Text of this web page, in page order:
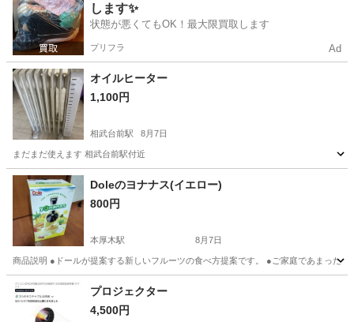
します✨
状態が悪くてもOK！最大限買取します
プリフラ Ad
オイルヒーター
1,100円
相武台前駅 8月7日
まだまだ使えます 相武台前駅付近
神奈川 相模原市 相武台前駅 季節、空調家電
Doleのヨナナス(イエロー)
800円
本厚木駅 8月7日
商品説明 ●ドールが提案する新しいフルーツの食べ方提案です。 ●ご家庭であまった
神奈川 厚木市 本厚木駅
プロジェクター
4,500円